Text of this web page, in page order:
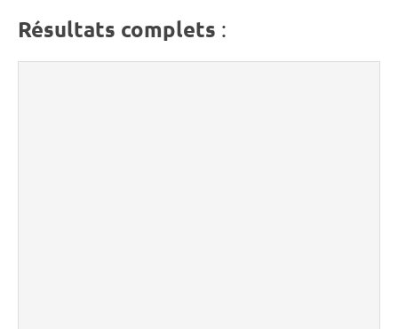
Résultats complets :